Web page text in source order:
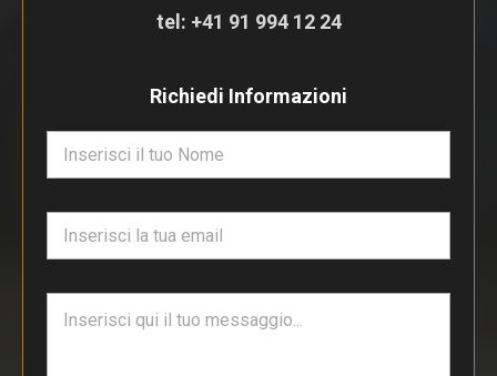
tel: +41 91 994 12 24
Richiedi Informazioni
m
a